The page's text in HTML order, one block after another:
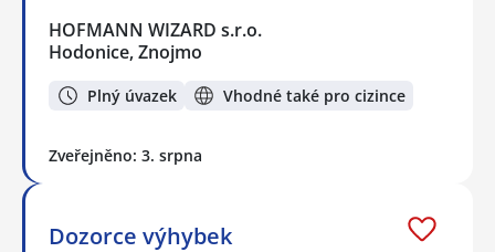
HOFMANN WIZARD s.r.o.
Hodonice, Znojmo
Plný úvazek Vhodné také pro cizince
Zveřejněno: 3. srpna
Dozorce výhybek